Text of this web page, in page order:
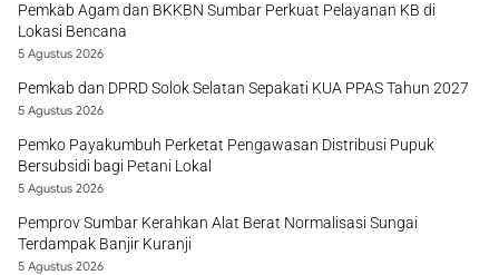
Pemkab Agam dan BKKBN Sumbar Perkuat Pelayanan KB di
Lokasi Bencana
5 Agustus 2026
Pemkab dan DPRD Solok Selatan Sepakati KUA PPAS Tahun 2027
5 Agustus 2026
Pemko Payakumbuh Perketat Pengawasan Distribusi Pupuk
Bersubsidi bagi Petani Lokal
5 Agustus 2026
Pemprov Sumbar Kerahkan Alat Berat Normalisasi Sungai
Terdampak Banjir Kuranji
5 Agustus 2026